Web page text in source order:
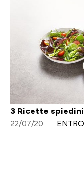
3 Ricette
22/07/20